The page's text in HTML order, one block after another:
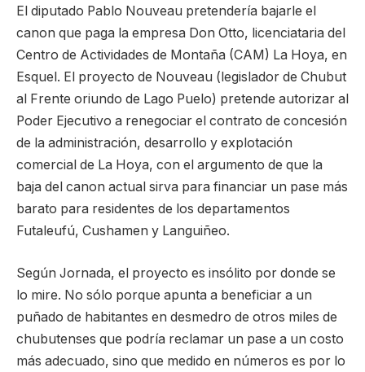
El diputado Pablo Nouveau pretendería bajarle el
canon que paga la empresa Don Otto, licenciataria del
Centro de Actividades de Montaña (CAM) La Hoya, en
Esquel. El proyecto de Nouveau (legislador de Chubut
al Frente oriundo de Lago Puelo) pretende autorizar al
Poder Ejecutivo a renegociar el contrato de concesión
de la administración, desarrollo y explotación
comercial de La Hoya, con el argumento de que la
baja del canon actual sirva para financiar un pase más
barato para residentes de los departamentos
Futaleufú, Cushamen y Languiñeo.
Según Jornada, el proyecto es insólito por donde se
lo mire. No sólo porque apunta a beneficiar a un
puñado de habitantes en desmedro de otros miles de
chubutenses que podría reclamar un pase a un costo
más adecuado, sino que medido en números es por lo